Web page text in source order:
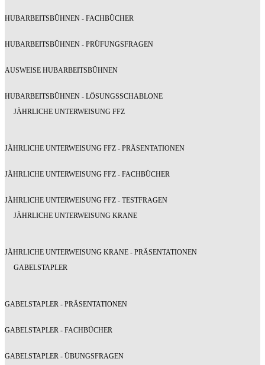
HUBARBEITSBÜHNEN - FACHBÜCHER
HUBARBEITSBÜHNEN - PRÜFUNGSFRAGEN
AUSWEISE HUBARBEITSBÜHNEN
HUBARBEITSBÜHNEN - LÖSUNGSSCHABLONE
JÄHRLICHE UNTERWEISUNG FFZ
JÄHRLICHE UNTERWEISUNG FFZ - PRÄSENTATIONEN
JÄHRLICHE UNTERWEISUNG FFZ - FACHBÜCHER
JÄHRLICHE UNTERWEISUNG FFZ - TESTFRAGEN
JÄHRLICHE UNTERWEISUNG KRANE
JÄHRLICHE UNTERWEISUNG KRANE - PRÄSENTATIONEN
GABELSTAPLER
GABELSTAPLER - PRÄSENTATIONEN
GABELSTAPLER - FACHBÜCHER
GABELSTAPLER - ÜBUNGSFRAGEN